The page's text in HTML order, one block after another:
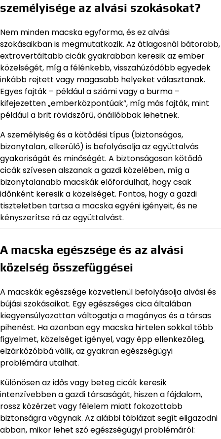
személyisége az alvási szokásokat?
Nem minden macska egyforma, és ez alvási
szokásaikban is megmutatkozik. Az átlagosnál bátorabb,
extrovertáltabb cicák gyakrabban keresik az ember
közelségét, míg a félénkebb, visszahúzódóbb egyedek
inkább rejtett vagy magasabb helyeket választanak.
Egyes fajták – például a sziámi vagy a burma –
kifejezetten „emberközpontúak”, míg más fajták, mint
például a brit rövidszőrű, önállóbbak lehetnek.
A személyiség és a kötődési típus (biztonságos,
bizonytalan, elkerülő) is befolyásolja az együttalvás
gyakoriságát és minőségét. A biztonságosan kötődő
cicák szívesen alszanak a gazdi közelében, míg a
bizonytalanabb macskák előfordulhat, hogy csak
időnként keresik a közelséget. Fontos, hogy a gazdi
tiszteletben tartsa a macska egyéni igényeit, és ne
kényszerítse rá az együttalvást.
A macska egészsége és az alvási
közelség összefüggései
A macskák egészsége közvetlenül befolyásolja alvási és
bújási szokásaikat. Egy egészséges cica általában
kiegyensúlyozottan váltogatja a magányos és a társas
pihenést. Ha azonban egy macska hirtelen sokkal több
figyelmet, közelséget igényel, vagy épp ellenkezőleg,
elzárkózóbbá válik, az gyakran egészségügyi
problémára utalhat.
Különösen az idős vagy beteg cicák keresik
intenzívebben a gazdi társaságát, hiszen a fájdalom,
rossz közérzet vagy félelem miatt fokozottabb
biztonságra vágynak. Az alábbi táblázat segít eligazodni
abban, mikor lehet szó egészségügyi problémáról: